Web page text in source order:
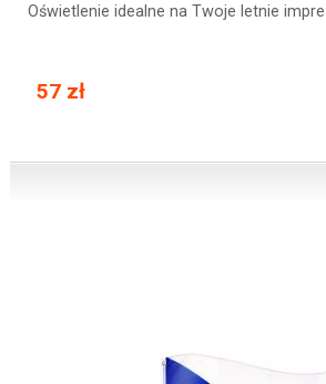
Oświetlenie idealne na Twoje letnie
57 zł